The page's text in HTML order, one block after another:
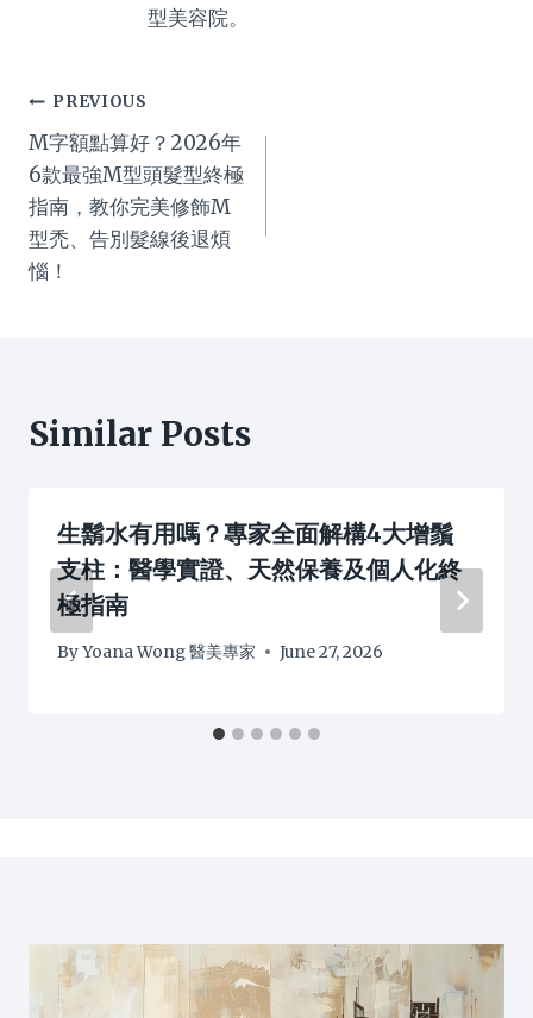
型美容院。
Post
navigation
PREVIOUS
M字額點算好？2026年
6款最強M型頭髮型終極
指南，教你完美修飾M
型禿、告別髮線後退煩
惱！
Similar Posts
生鬍水有用嗎？專家全面解構4大增鬚
支柱：醫學實證、天然保養及個人化終
極指南
ByYoana Wong 醫美專家 June 27, 2026